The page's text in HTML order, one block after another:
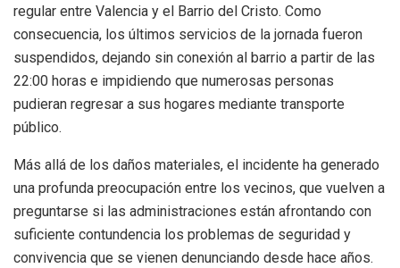
regular entre Valencia y el Barrio del Cristo. Como
consecuencia, los últimos servicios de la jornada fueron
suspendidos, dejando sin conexión al barrio a partir de las
22:00 horas e impidiendo que numerosas personas
pudieran regresar a sus hogares mediante transporte
público.
Más allá de los daños materiales, el incidente ha generado
una profunda preocupación entre los vecinos, que vuelven a
preguntarse si las administraciones están afrontando con
suficiente contundencia los problemas de seguridad y
convivencia que se vienen denunciando desde hace años.